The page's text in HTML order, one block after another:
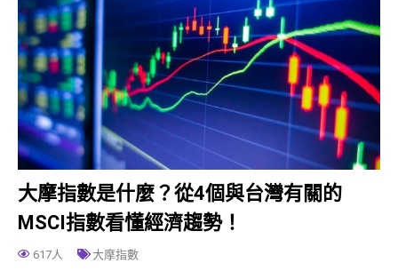
大摩指數是什麼？從4個與台灣有關的
MSCI指數看懂經濟趨勢！
617人 大摩指數